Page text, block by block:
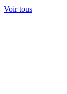
Voir tous